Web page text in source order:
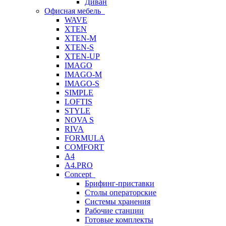
Диван
Офисная мебель
WAVE
XTEN
XTEN-M
XTEN-S
XTEN-UP
IMAGO
IMAGO-M
IMAGO-S
SIMPLE
LOFTIS
STYLE
NOVA S
RIVA
FORMULA
COMFORT
A4
A4.PRO
Concept
Брифинг-приставки
Столы операторские
Системы хранения
Рабочие станции
Готовые комплекты